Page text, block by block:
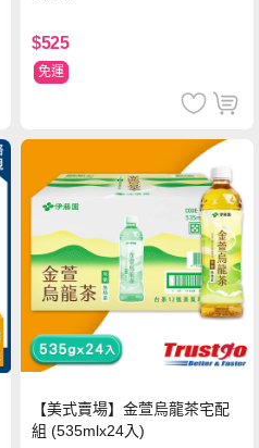
$525
免運
【美式賣場】金萱烏龍茶宅配
組 (535mlx24入)